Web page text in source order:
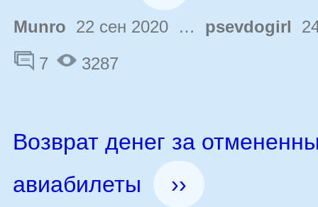
Munro 22 сен 2020 … psevdogirl
7
3287
Возврат денег за
авиабилеты
››